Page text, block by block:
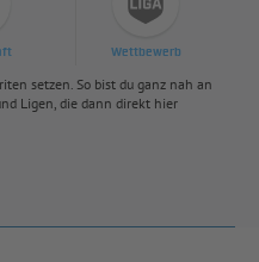
Wettbewerb
setzen. So bist du ganz nah an
Ligen, die dann direkt hier